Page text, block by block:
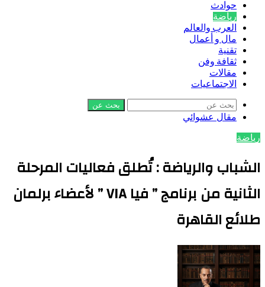
حوادث
رياضة
العرب والعالم
مال و أعمال
تقنية
ثقافة وفن
مقالات
الاجتماعيات
بحث عن
مقال عشوائي
رياضة
الشباب والرياضة : تُطلق فعاليات المرحلة
الثانية من برنامج ” فيا VIA ” لأعضاء برلمان
طلائع القاهرة